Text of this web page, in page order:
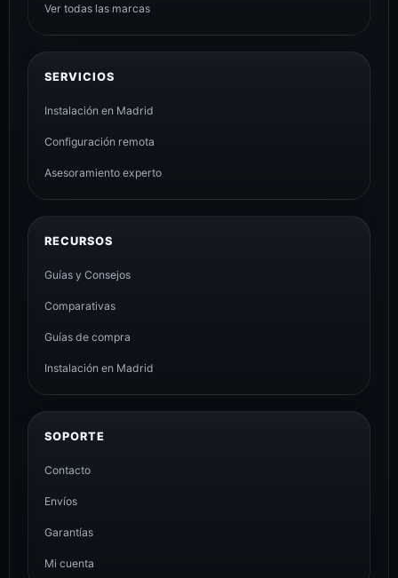
Ver todas las marcas
SERVICIOS
Instalación en Madrid
Configuración remota
Asesoramiento experto
RECURSOS
Guías y Consejos
Comparativas
Guías de compra
Instalación en Madrid
SOPORTE
Contacto
Envíos
Garantías
Mi cuenta